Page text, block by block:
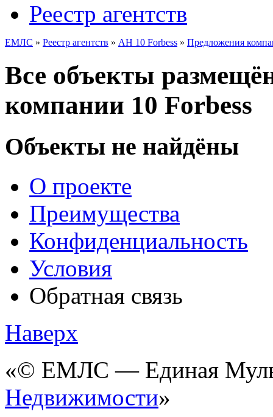
Реестр агентств
ЕМЛС » Реестр агентств » АН 10 Forbess » Предложения
Все объекты
компании 10 Forbess
Объекты не найдёны
О проекте
Преимущества
Конфиденциальность
Условия
Обратная связь
Наверх
«© ЕМЛС — Единая
Недвижимости»